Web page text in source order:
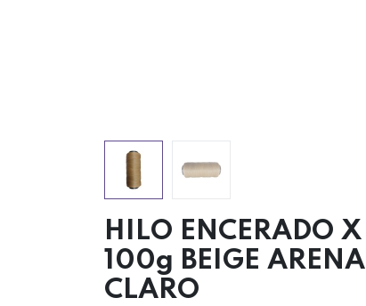
HILO ENCERADO X
100g BEIGE ARENA
CLARO